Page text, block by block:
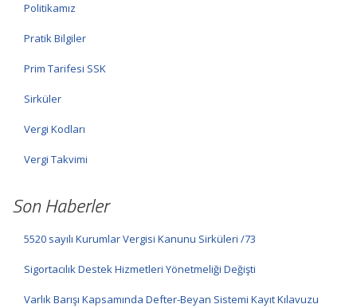
Politikamız
Pratik Bilgiler
Prim Tarifesi SSK
Sirküler
Vergi Kodları
Vergi Takvimi
Son Haberler
5520 sayılı Kurumlar Vergisi Kanunu Sirküleri /73
Sigortacılık Destek Hizmetleri Yönetmeliği Değişti
Varlık Barışı Kapsamında Defter-Beyan Sistemi Kayıt Kılavuzu